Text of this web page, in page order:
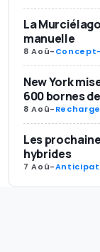
La
manuelle
8 Aoû-
New York
600 bornes
8 Aoû-Recharge
Les
hybrides
7 Aoû-